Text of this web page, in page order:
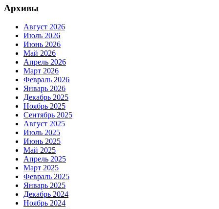
Архивы
Август 2026
Июль 2026
Июнь 2026
Май 2026
Апрель 2026
Март 2026
Февраль 2026
Январь 2026
Декабрь 2025
Ноябрь 2025
Сентябрь 2025
Август 2025
Июль 2025
Июнь 2025
Май 2025
Апрель 2025
Март 2025
Февраль 2025
Январь 2025
Декабрь 2024
Ноябрь 2024